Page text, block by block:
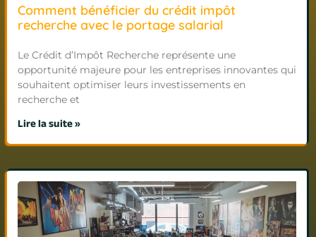
Comment bénéficier du crédit impôt
recherche avec le portage salarial
Le Crédit d’Impôt Recherche représente une
opportunité majeure pour les entreprises innovantes qui
souhaitent optimiser leurs investissements en
recherche et
Lire la suite »